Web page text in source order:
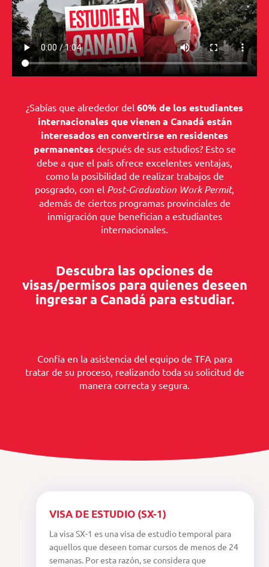
¿Sabías que alrededor del 60% de los estudiantes
internacionales que vienen a Canadá están
interesados en convertirse en residentes
permanentes después de sus estudios? Esto se
debe a que el país ofrece excelentes ventajas,
como la posibilidad de realizar trabajos de
posgrado, con el Post-Graduation Work Permit,
además de ciertos programas provinciales de
inmigración que benefician a estudiantes
internacionales.
Descubra las opciones de
visas/permisos para quienes deseen
ingresar a Canadá para estudiar.
Confía en la asistencia del equipo de TFA para
tratar de su proceso, realizando toda su solicitud de
manera correcta y segura.
VISA DE ESTUDIO (SX-1)
La visa SX-1 es una visa de estudio temporal para
aquellos que deseen tomar cursos de menos de 24
semanas. Por esta razón, se considera que